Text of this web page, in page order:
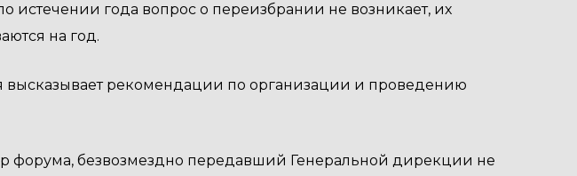
истечении года вопрос о переизбрании не возникает, их
на год.
высказывает рекомендации по организации и проведению
форума, безвозмездно передавший Генеральной дирекции не